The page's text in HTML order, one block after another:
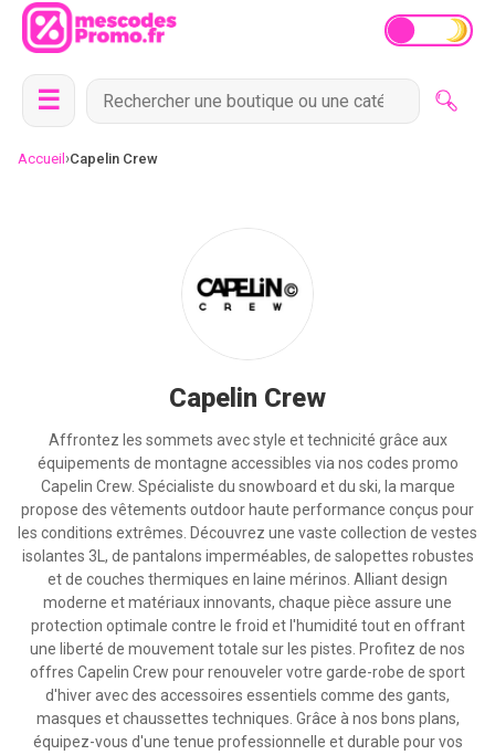
☰
Accueil ›Capelin Crew
Capelin Crew
Affrontez les sommets avec style et technicité grâce aux
équipements de montagne accessibles via nos codes promo
Capelin Crew. Spécialiste du snowboard et du ski, la marque
propose des vêtements outdoor haute performance conçus pour
les conditions extrêmes. Découvrez une vaste collection de vestes
isolantes 3L, de pantalons imperméables, de salopettes robustes
et de couches thermiques en laine mérinos. Alliant design
moderne et matériaux innovants, chaque pièce assure une
protection optimale contre le froid et l'humidité tout en offrant
une liberté de mouvement totale sur les pistes. Profitez de nos
offres Capelin Crew pour renouveler votre garde-robe de sport
d'hiver avec des accessoires essentiels comme des gants,
masques et chaussettes techniques. Grâce à nos bons plans,
équipez-vous d'une tenue professionnelle et durable pour vos